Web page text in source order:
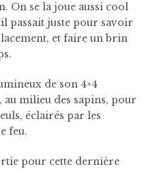
On se la joue aussi cool
passait juste pour savoir
et faire un brin
de son 4×4
au milieu des sapins, pour
éclairés par les
feu.
pour cette dernière